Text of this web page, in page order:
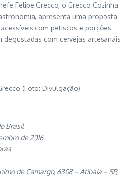
Felipe Grecco, o Grecco Cozinha
apresenta uma proposta
com petiscos e porções
degustadas com cervejas artesanais
(Foto: Divulgação)
Brasil
de 2016
de Camargo, 6308 – Atibaia – SP,